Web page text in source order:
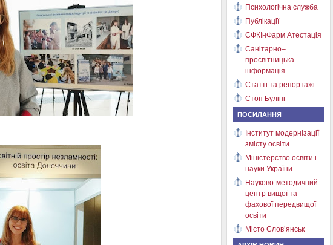
Психологічна служба
Публікації
СФКІнФарм Атестація
Санітарно–
просвітницька
інформація
Статті та репортажі
Стоп Булінг
ПОСИЛАННЯ
Інститут модернізації
змісту освіти
Міністерство освіти і
науки України
Науково-методичний
центр вищої та
фахової передвищої
освіти
Місто Слов’янськ